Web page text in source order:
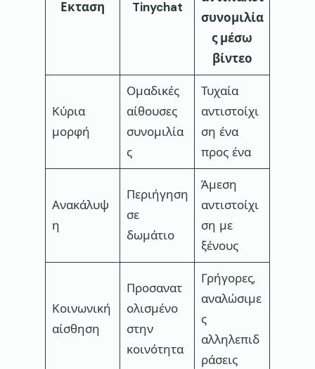
Εκταση Tinychat
συνομιλία
ς μέσω
βίντεο
Κύρια
μορφή
Ομαδικές
αίθουσες
συνομιλία
ς
Τυχαία
αντιστοίχι
ση ένα
προς ένα
Ανακάλυψ
η
Περιήγηση
σε
δωμάτιο
Άμεση
αντιστοίχι
ση με
ξένους
Κοινωνική
αίσθηση
Προσανατ
ολισμένο
στην
κοινότητα
Γρήγορες,
αναλώσιμε
ς
αλληλεπιδ
ράσεις